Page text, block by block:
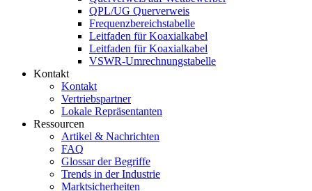
QPL/UG Querverweis
Frequenzbereichstabelle
Leitfaden für Koaxialkabel
Leitfaden für Koaxialkabel
VSWR-Umrechnungstabelle
Kontakt
Kontakt
Vertriebspartner
Lokale Repräsentanten
Ressourcen
Artikel & Nachrichten
FAQ
Glossar der Begriffe
Trends in der Industrie
Marktsicherheiten